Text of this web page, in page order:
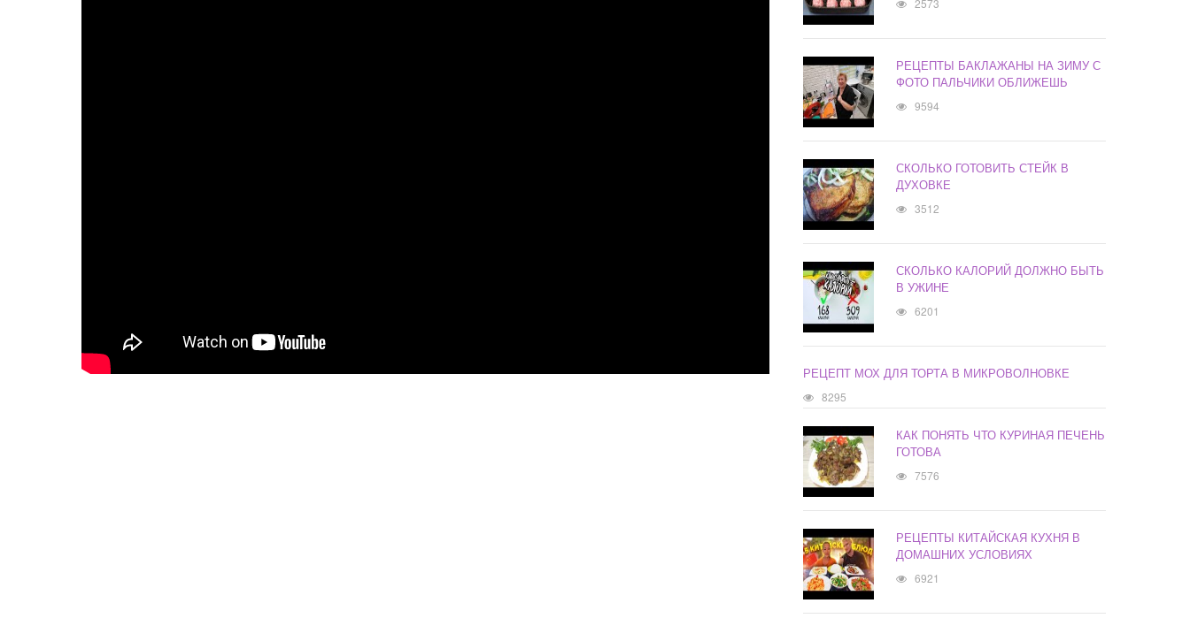
2573
РЕЦЕПТЫ БАКЛАЖАНЫ НА ЗИМУ С
ФОТО ПАЛЬЧИКИ ОБЛИЖЕШЬ
9594
СКОЛЬКО ГОТОВИТЬ СТЕЙК В
ДУХОВКЕ
3512
СКОЛЬКО КАЛОРИЙ ДОЛЖНО БЫТЬ
В УЖИНЕ
6201
РЕЦЕПТ МОХ ДЛЯ ТОРТА В МИКРОВОЛНОВКЕ
8295
КАК ПОНЯТЬ ЧТО КУРИНАЯ ПЕЧЕНЬ
ГОТОВА
7576
РЕЦЕПТЫ КИТАЙСКАЯ КУХНЯ В
ДОМАШНИХ УСЛОВИЯХ
6921